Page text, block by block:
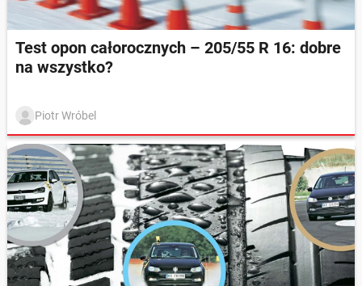
Test opon całorocznych – 205/55 R 16: dobre
na wszystko?
Piotr Wróbel